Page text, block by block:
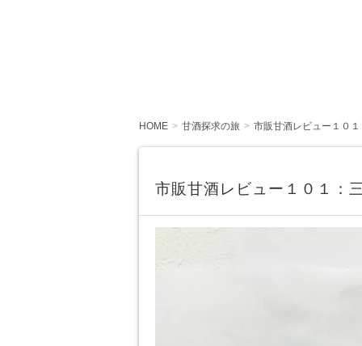
HOME 甘酒探求の旅 市販甘酒レビュー１０
市販甘酒レビュー１０１：